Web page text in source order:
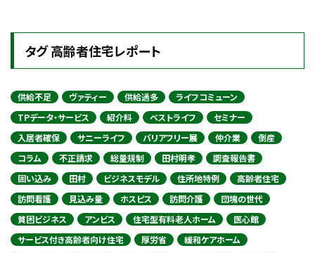
タグ 高齢者住宅レポート
供給不足 ヴァティー 供給過多
ライフコミューン
TPデータ・サービス
紹介料 ベストライフ
セミナー
入居者確保
サニーライフ バリアフリー展 仲介業
倒産
コラム
不正請求 総量規制 田村明孝
調査報告書
囲い込み
田村 ビジネスモデル 住所地特例
高齢者住宅
訪問看護
見込み量 ホスピス 訪問介護
団塊の世代
貧困ビジネス
アンビス 住宅型有料老人ホーム
医心館
サービス付き高齢者向け住宅
厚労省
緩和ケアホーム